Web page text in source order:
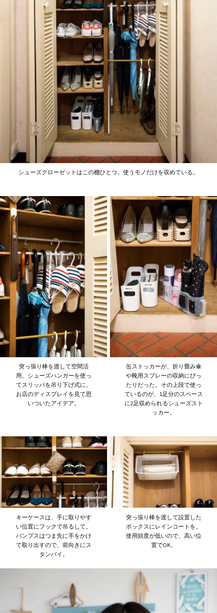
シューズクローゼットはこの棚ひとつ。使うモノだけを収めている。
突っ張り棒を渡して空間活
用。シューズハンガーを使っ
てスリッパを吊り下げ式に。
お店のディスプレイを見て思
いついたアイデア。
缶ストッカーが、折り畳み傘
や靴用スプレーの収納にぴっ
たりだった。その上段で使っ
ているのが、1足分のスペース
に2足収められるシューズスト
ッカー。
キーケースは、手に取りやす
い位置にフックで吊るして。
パンプスはつま先に手をかけ
て取り出すので、前向きにス
タンバイ。
突っ張り棒を渡して設置した
ボックスにレインコートを。
使用頻度が低いので、高い位
置でOK。